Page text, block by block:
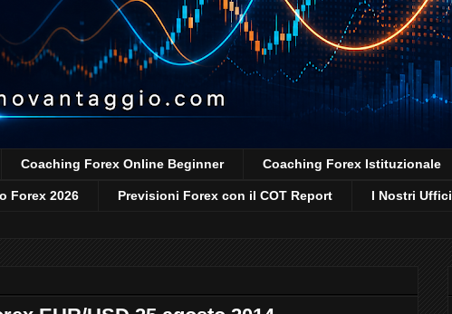
Coaching Forex Online Beginner Coaching Forex Istituzionale
Forex 2026 Previsioni Forex con il COT Report I Nostri Uffici